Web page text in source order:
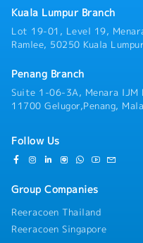
Kuala Lumpur Branch
Lot 19-01, Level 19,
Ramlee, 50250 Kuala
Penang Branch
Suite 1-06-3A, Menara IJM
11700 Gelugor,Penang,
Follow Us
Group Companies
Reeracoen Thailand
Reeracoen Singapore